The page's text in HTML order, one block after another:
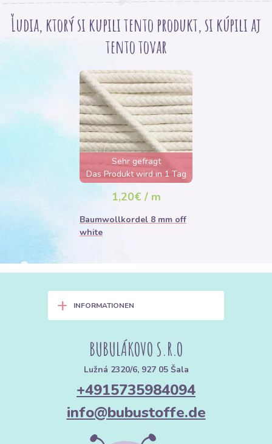
Ľudia, ktorý si kupili tento produkt, si kúpili aj
tento tovar
Sehr gefragt
Das Produkt wird in 1 Tag
ausverkauft sein
1,20€ / m
Baumwollkordel 8 mm off
white
+ INFORMATIONEN
BUBULÁKOVO S.R.O
Lužná 2320/6, 927 05 Šala
+4915735984094
info@bubustoffe.de